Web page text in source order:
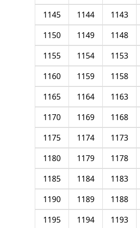
1143
1144
1145
1148
1149
1150
1153
1154
1155
1158
1159
1160
1163
1164
1165
1168
1169
1170
1173
1174
1175
1178
1179
1180
1183
1184
1185
1188
1189
1190
1193
1194
1195